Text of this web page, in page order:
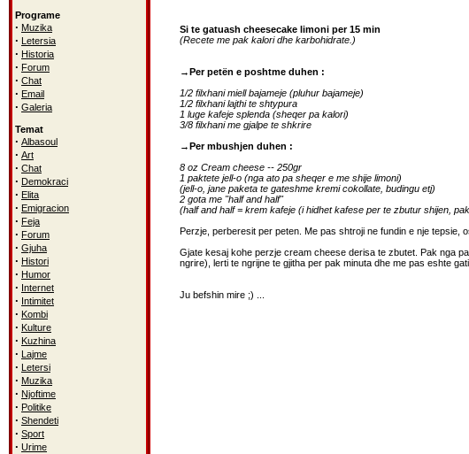
Programe
· Muzika
· Letersia
· Historia
· Forum
· Chat
· Email
· Galeria
Temat
· Albasoul
· Art
· Chat
· Demokraci
· Elita
· Emigracion
· Feja
· Forum
· Gjuha
· Histori
· Humor
· Internet
· Intimitet
· Kombi
· Kulture
· Kuzhina
· Lajme
· Letersi
· Muzika
· Njoftime
· Politike
· Shendeti
· Sport
· Urime
Si te gatuash cheesecake limoni per 15 min
(Recete me pak kalori dhe karbohidrate.)
→Per petën e poshtme duhen :
1/2 filxhani miell bajameje (pluhur bajameje)
1/2 filxhani lajthi te shtypura
1 luge kafeje splenda (sheqer pa kalori)
3/8 filxhani me gjalpe te shkrire
→Per mbushjen duhen :
8 oz Cream cheese -- 250gr
1 paktete jell-o (nga ato pa sheqer e me shije limoni)
(jell-o, jane paketa te gateshme kremi cokollate, budingu etj)
2 gota me "half and half"
(half and half = krem kafeje (i hidhet kafese per te zbutur shijen,
Perzje, perberesit per peten. Me pas shtroji ne fundin e nje tepsie,
Gjate kesaj kohe perzje cream cheese derisa te zbutet. Pak nga
ngrire), lerti te ngrijne te gjitha per pak minuta dhe me pas eshte
Ju befshin mire ;) ...